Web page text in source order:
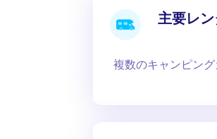
主要レ
複数のキャンピング